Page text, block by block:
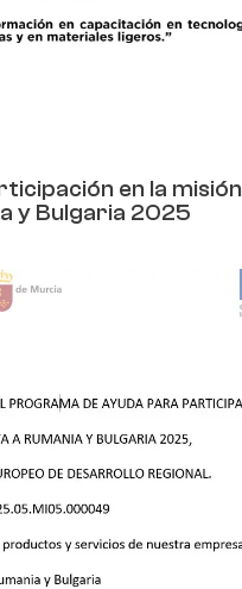
en la misión
y Bulgaria 2025